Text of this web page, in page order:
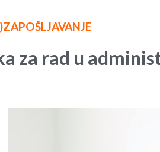
za rad u